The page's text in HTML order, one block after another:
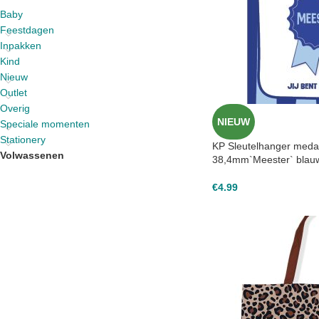
Baby
Feestdagen
Inpakken
Kind
Nieuw
Outlet
Overig
Speciale momenten
Stationery
Volwassenen
NIEUW
KP Sleutelhanger
38,4mm`Meester`
€4.99